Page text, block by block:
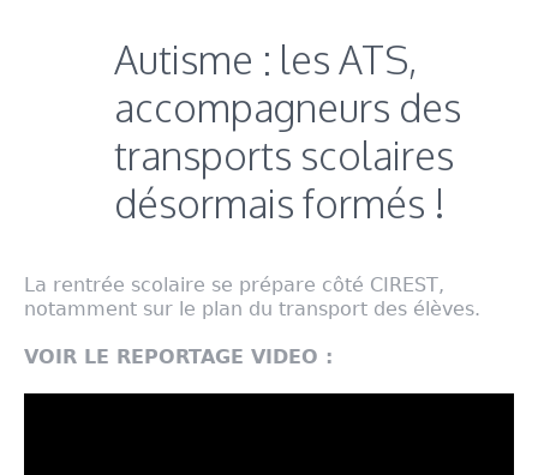
Autisme : les ATS,
accompagneurs des
transports scolaires
désormais formés !
La rentrée scolaire se prépare côté CIREST,
notamment sur le plan du transport des élèves.
VOIR LE REPORTAGE VIDEO :